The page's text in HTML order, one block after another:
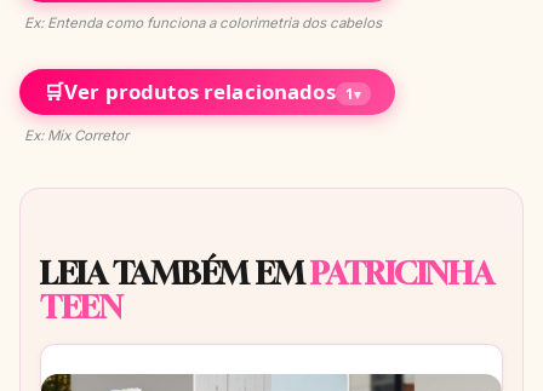
Ex: Entenda como funciona a colorimetria dos cabelos
🛒Ver produtos relacionados 1▾
Ex: Mix Corretor
LEIA TAMBÉM EMPATRICINHA
TEEN